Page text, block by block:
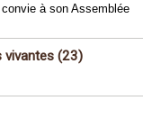
à son Assemblée
vivantes (23)